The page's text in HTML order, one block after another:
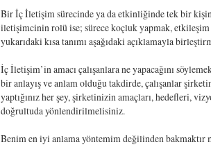
Bir İç İletişim sürecinde ya da etkinliğinde tek bir
iletişimcinin rolü ise; sürece koçluk yapmak,
yukarıdaki kısa tanımı aşağıdaki açıklamayla
İç İletişim’in amacı çalışanlara ne yapacağını
bir anlayış ve anlam olduğu takdirde, çalışanlar
yaptığınız her şey, şirketinizin amaçları, hedefleri,
doğrultuda yönlendirilmelisiniz.
Benim en iyi anlama yöntemim değilinden bakmaktır